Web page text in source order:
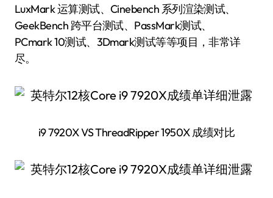
LuxMark 运算测试、Cinebench 系列渲染测试、
GeekBench 跨平台测试、PassMark测试、
PCmark 10测试、3Dmark测试等等项目，非常详
尽。
i9 7920X VS ThreadRipper 1950X 成绩对比